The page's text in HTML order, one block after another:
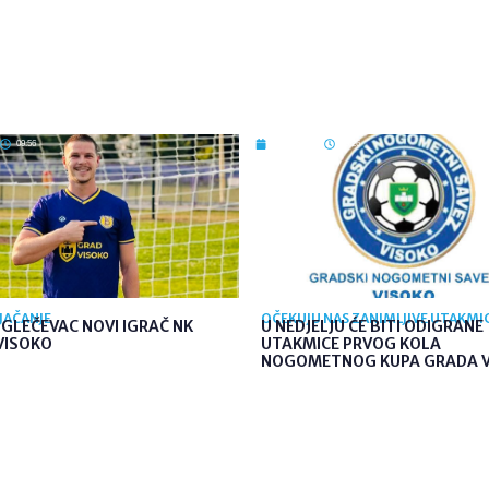
09:56
NOVI IGRAČ NK
09:26
OČEKUJU NAS ZANIMLJIVE
U NEDJELJU ĆE BITI ODIGRANE
UTAKMICE PRVOG KOLA
NOGOMETNOG KUPA GRADA